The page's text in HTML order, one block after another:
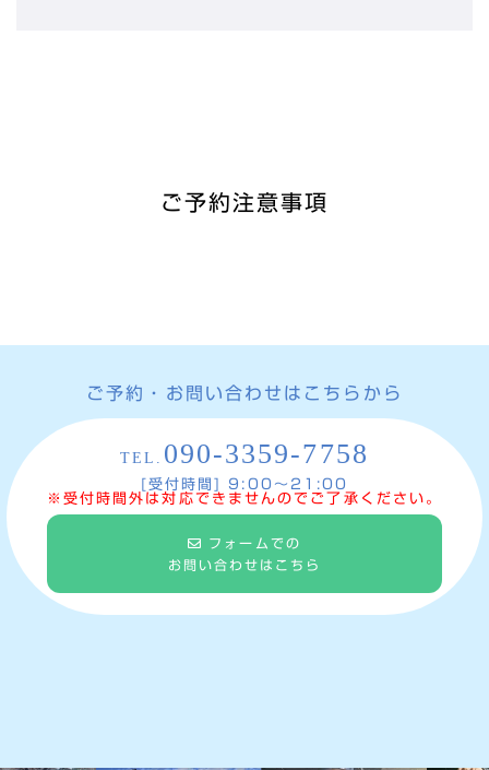
ご予約注意事項
ご予約・お問い合わせはこちらから
TEL. 090-3359-7758
[受付時間] 9:00〜21:00
※受付時間外は対応できませんのでご了承ください。
フォームでの
お問い合わせはこちら